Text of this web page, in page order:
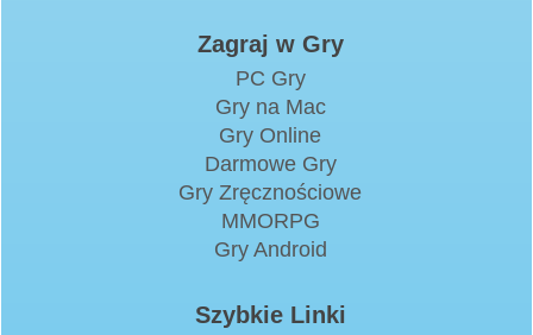
Zagraj w Gry
PC Gry
Gry na Mac
Gry Online
Darmowe Gry
Gry Zręcznościowe
MMORPG
Gry Android
Szybkie Linki